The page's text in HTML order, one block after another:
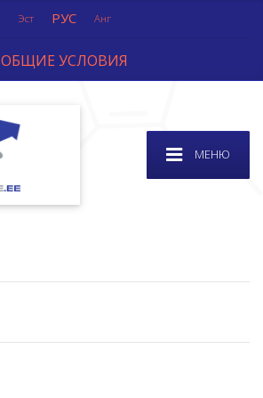
Эст РУС Анг
ОБЩИЕ УСЛОВИЯ
МЕНЮ